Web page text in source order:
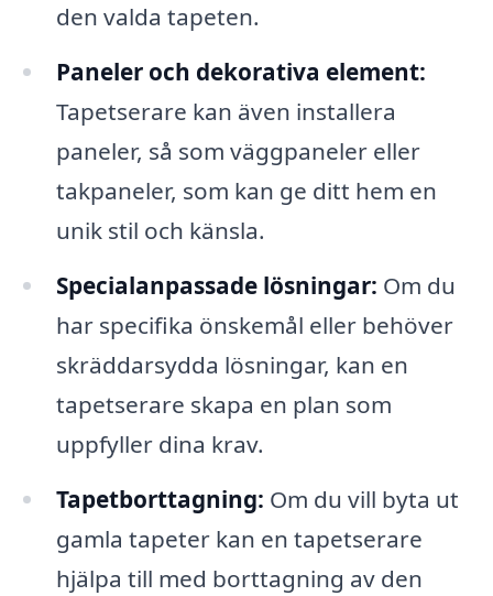
den valda tapeten.
Paneler och dekorativa element:
Tapetserare kan även installera
paneler, så som väggpaneler eller
takpaneler, som kan ge ditt hem en
unik stil och känsla.
Specialanpassade lösningar: Om du
har specifika önskemål eller behöver
skräddarsydda lösningar, kan en
tapetserare skapa en plan som
uppfyller dina krav.
Tapetborttagning: Om du vill byta ut
gamla tapeter kan en tapetserare
hjälpa till med borttagning av den